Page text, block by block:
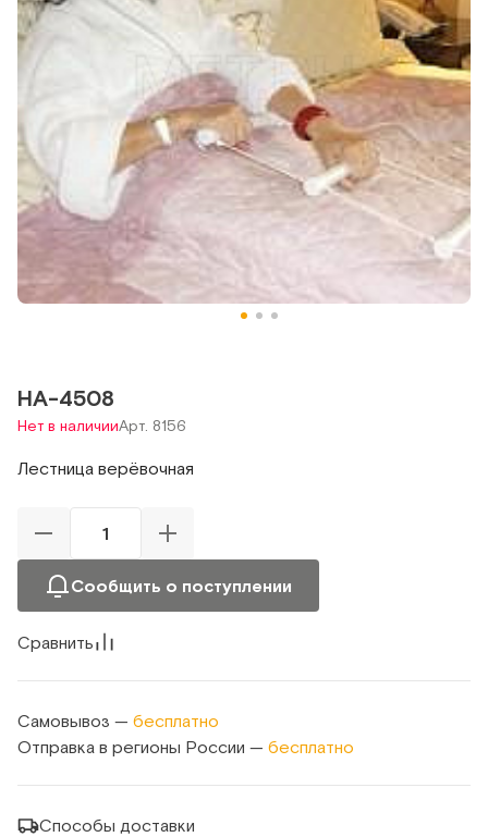
НА-4508
Нет в наличииАрт. 8156
Лестница верёвочная
Сообщить о поступлении
Сравнить
Самовывоз — бесплатно
Отправка в регионы России — бесплатно
Способы доставки